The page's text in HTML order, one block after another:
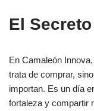
El
En Camaleón
trata de comprar,
importan. Es un día
fortaleza y compartir